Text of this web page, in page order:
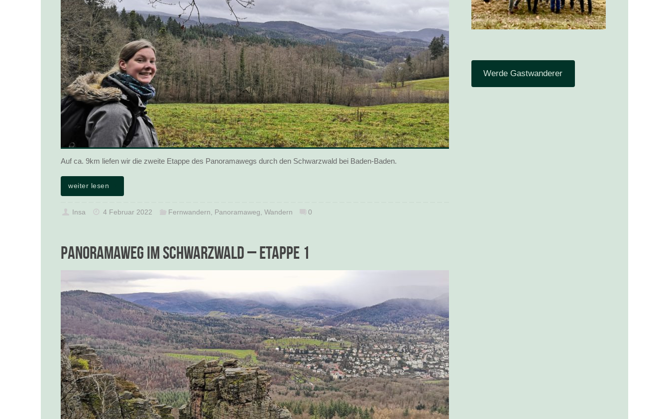
Auf ca. 9km liefen wir die zweite Etappe des Panoramawegs durch den Schwarzwald bei Baden-Baden.
weiter lesen
Insa 4 Februar 2022 Fernwandern Panoramaweg Wandern 0
Panoramaweg im Schwarzwald – Etappe 1
Werde Gastwanderer